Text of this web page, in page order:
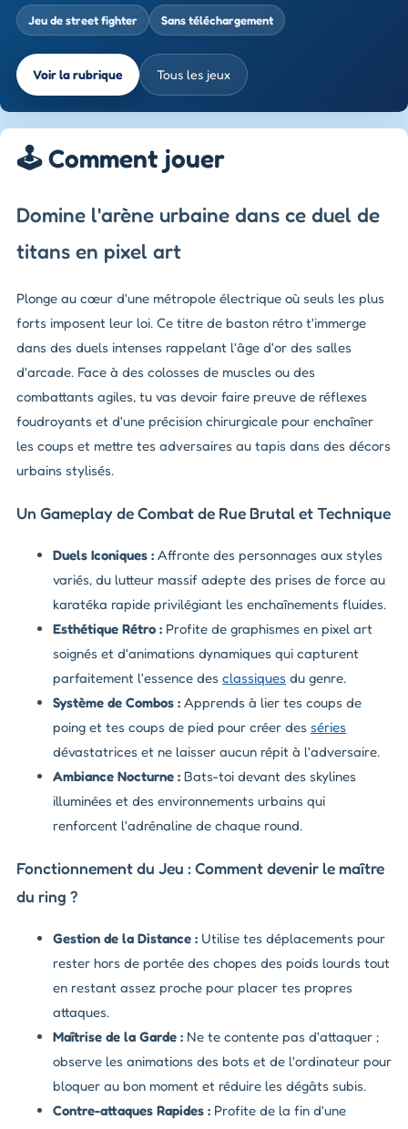
Jeu de street fighter Sans téléchargement
Voir la rubrique Tous les jeux
🕹️ Comment jouer
Domine l'arène urbaine dans ce duel de
titans en pixel art
Plonge au cœur d'une métropole électrique où seuls les plus
forts imposent leur loi. Ce titre de baston rétro t'immerge
dans des duels intenses rappelant l'âge d'or des salles
d'arcade. Face à des colosses de muscles ou des
combattants agiles, tu vas devoir faire preuve de réflexes
foudroyants et d'une précision chirurgicale pour enchaîner
les coups et mettre tes adversaires au tapis dans des décors
urbains stylisés.
Un Gameplay de Combat de Rue Brutal et Technique
Duels Iconiques : Affronte des personnages aux styles
variés, du lutteur massif adepte des prises de force au
karatéka rapide privilégiant les enchaînements fluides.
Esthétique Rétro : Profite de graphismes en pixel art
soignés et d'animations dynamiques qui capturent
parfaitement l'essence des classiques du genre.
Système de Combos : Apprends à lier tes coups de
poing et tes coups de pied pour créer des séries
dévastatrices et ne laisser aucun répit à l'adversaire.
Ambiance Nocturne : Bats-toi devant des skylines
illuminées et des environnements urbains qui
renforcent l'adrénaline de chaque round.
Fonctionnement du Jeu : Comment devenir le maître
du ring ?
Gestion de la Distance : Utilise tes déplacements pour
rester hors de portée des chopes des poids lourds tout
en restant assez proche pour placer tes propres
attaques.
Maîtrise de la Garde : Ne te contente pas d'attaquer ;
observe les animations des bots et de l'ordinateur pour
bloquer au bon moment et réduire les dégâts subis.
Contre-attaques Rapides : Profite de la fin d'une